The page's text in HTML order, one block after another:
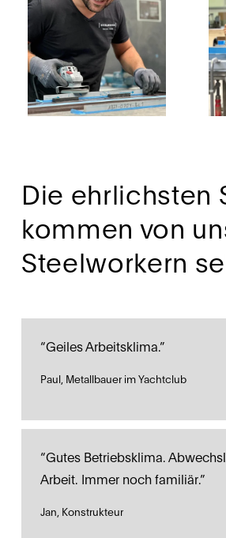
Die ehrlichsten
kommen von
Steelworkern
“Geiles Arbeitsklima.”
Paul, Metallbauer im Yachtclub
“Gutes Betriebsklima.
Arbeit. Immer noch familiär.”
Jan, Konstrukteur